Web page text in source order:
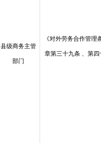
县级商务主管
部门
《对外劳务合作管理
章第三十九条 、第四